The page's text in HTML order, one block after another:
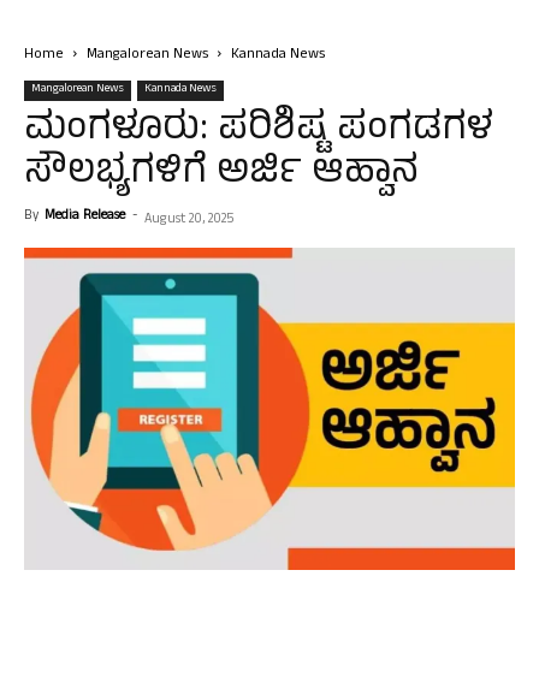
Home Mangalorean News Kannada News
Mangalorean News Kannada News
ಮಂಗಳೂರು: ಪರಿಶಿಷ್ಟ ಪಂಗಡಗಳ
ಸೌಲಭ್ಯಗಳಿಗೆ ಅರ್ಜಿ ಆಹ್ವಾನ
By Media Release - August 20, 2025